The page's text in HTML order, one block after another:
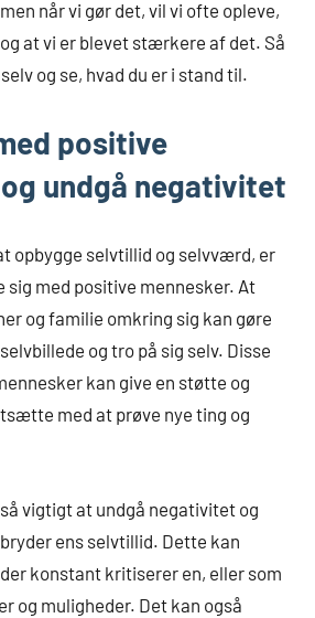
når vi gør det, vil vi ofte opleve,
at vi er blevet stærkere af det. Så
og se, hvad du er i stand til.
positive
undgå negativitet
opbygge selvtillid og selvværd, er
sig med positive mennesker. At
og familie omkring sig kan gøre
og tro på sig selv. Disse
kan give en støtte og
med at prøve nye ting og
vigtigt at undgå negativitet og
ens selvtillid. Dette kan
konstant kritiserer en, eller som
og muligheder. Det kan også